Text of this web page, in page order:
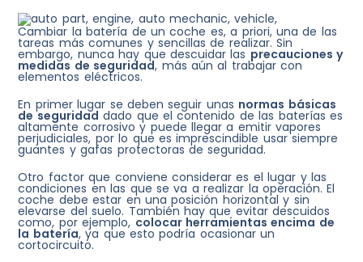
Cambiar la batería de un coche es, a priori, una de las
tareas más comunes y sencillas de realizar. Sin
embargo, nunca hay que descuidar las precauciones y
medidas de seguridad, más aún al trabajar con
elementos eléctricos.
En primer lugar se deben seguir unas normas básicas
de seguridad dado que el contenido de las baterías es
altamente corrosivo y puede llegar a emitir vapores
perjudiciales, por lo que es imprescindible usar siempre
guantes y gafas protectoras de seguridad.
Otro factor que conviene considerar es el lugar y las
condiciones en las que se va a realizar la operación. El
coche debe estar en una posición horizontal y sin
elevarse del suelo. También hay que evitar descuidos
como, por ejemplo, colocar herramientas encima de
la batería, ya que esto podría ocasionar un
cortocircuito.